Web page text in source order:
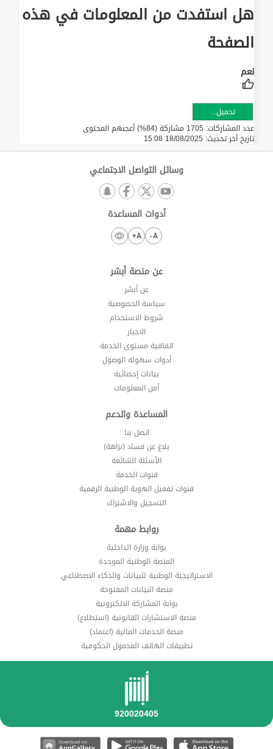
هل استفدت من المعلومات في هذه
الصفحة
تحميل...
عدد المشاركات: 1705 مشاركة (84%) أعجبهم المحتوى
تاريخ أخر تحديث: 18/08/2025 15:08
وسائل التواصل الاجتماعي
أدوات المساعدة
A-
A+
عن منصة أبشر
عن أبشر
سياسة الخصوصية
شروط الاستخدام
الاخبار
اتفاقية مستوى الخدمة
أدوات سهولة الوصول
بيانات إحصائية
أمن المعلومات
المساعدة والدعم
اتصل بنا
بلاغ عن فساد (نزاهة)
الأسئلة الشائعة
قنوات الخدمة
قنوات تفعيل الهوية الوطنية الرقمية
التسجيل والاشتراك
روابط مهمة
بوابة وزارة الداخلية
المنصة الوطنية الموحدة
الاستراتيجية الوطنية للبيانات والذكاء الاصطناعي
منصة البيانات المفتوحة
بوابة المشاركة الالكترونية
منصة الاستشارات القانونية (استطلاع)
منصة الخدمات المالية (اعتماد)
تطبيقات الهاتف المحمول الحكومية